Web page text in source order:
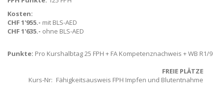
Kosten:
CHF 1'955.- mit BLS-AED
CHF 1'635.- ohne BLS-AED
Punkte: Pro Kurshalbtag 25 FPH + FA Kompetenznachweis + WB R1/9
FREIE PLÄTZE
Kurs-Nr
Fähigkeitsausweis FPH Impfen und Blutentnahme